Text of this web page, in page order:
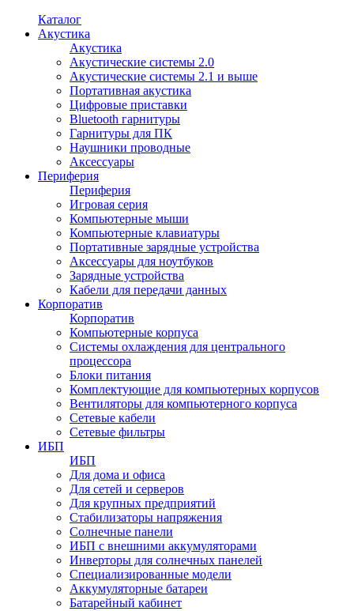
Каталог
Акустика
Акустика
Акустические системы 2.0
Акустические системы 2.1 и выше
Портативная акустика
Цифровые приставки
Bluetooth гарнитуры
Гарнитуры для ПК
Наушники проводные
Аксессуары
Периферия
Периферия
Игровая серия
Компьютерные мыши
Компьютерные клавиатуры
Портативные зарядные устройства
Аксессуары для ноутбуков
Зарядные устройства
Кабели для передачи данных
Корпоратив
Корпоратив
Компьютерные корпуса
Системы охлаждения для центрального
процессора
Блоки питания
Комплектующие для компьютерных корпусов
Вентиляторы для компьютерного корпуса
Сетевые кабели
Сетевые фильтры
ИБП
ИБП
Для дома и офиса
Для сетей и серверов
Для крупных предприятий
Стабилизаторы напряжения
Солнечные панели
ИБП с внешними аккумуляторами
Инверторы для солнечных панелей
Специализированные модели
Аккумуляторные батареи
Батарейный кабинет